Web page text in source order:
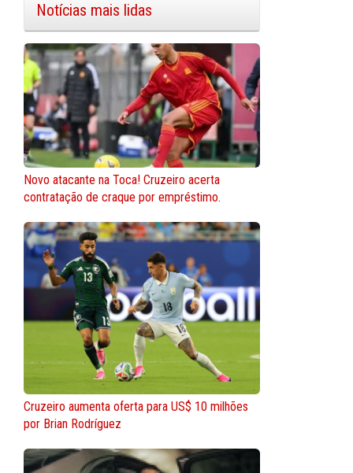
Notícias mais lidas
Novo atacante na Toca! Cruzeiro acerta
contratação de craque por empréstimo.
Cruzeiro aumenta oferta para US$ 10 milhões
por Brian Rodríguez